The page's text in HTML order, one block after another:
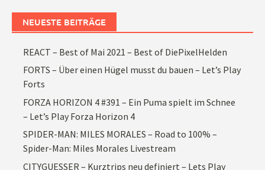
NEUESTE BEITRÄGE
REACT – Best of Mai 2021 – Best of DiePixelHelden
FORTS – Über einen Hügel musst du bauen – Let’s Play
Forts
FORZA HORIZON 4 #391 – Ein Puma spielt im Schnee
– Let’s Play Forza Horizon 4
SPIDER-MAN: MILES MORALES – Road to 100% –
Spider-Man: Miles Morales Livestream
CITYGUESSER – Kurztrips neu definiert – Lets Play